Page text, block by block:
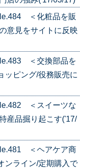
＜化粧品を販
意見をサイトに反映
＜交換部品を
ッピング/役務販売に
＜スイーツな
産品掘り起こす('17/
＜ヘアケア商
ンライン/定期購入で